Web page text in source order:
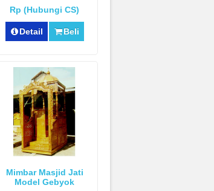
Rp (Hubungi CS)
Detail Beli
Mimbar Masjid Jati
Model Gebyok